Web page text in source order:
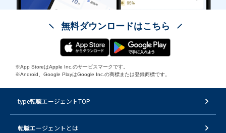
無料ダウンロードはこちら
※App StoreはApple Inc.のサービスマークです。
※Android、Google PlayはGoogle Inc.の商標または登録商標です。
type転職エージェントTOP
転職エージェントとは